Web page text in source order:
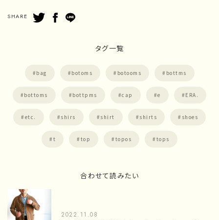
SHARE
タグ一覧
bag botoms botooms bottms
bottoms bottpms cap e ERA.
etc. shirs shirt shirts shoes
t top topos tops
合わせて読みたい
2022.11.08